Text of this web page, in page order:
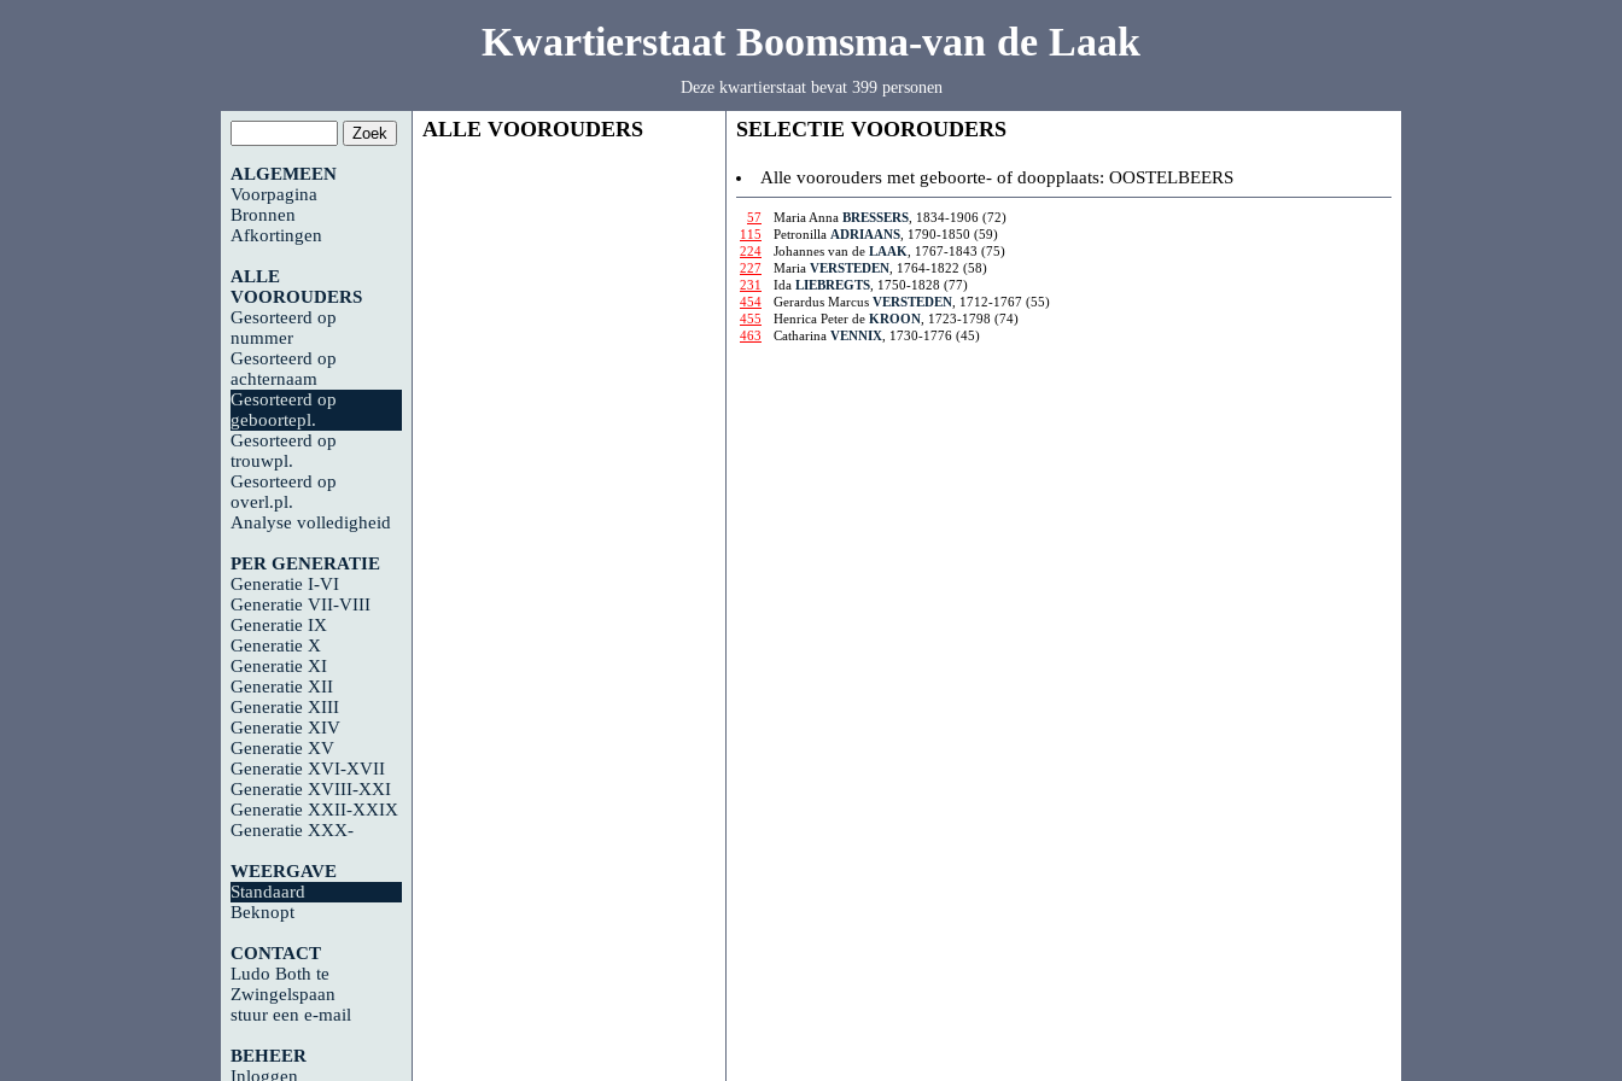
Kwartierstaat Boomsma-van de Laak
Deze kwartierstaat bevat 399 personen
ALGEMEEN
Voorpagina
Bronnen
Afkortingen
ALLE
VOOROUDERS
Gesorteerd op
nummer
Gesorteerd op
achternaam
Gesorteerd op
geboortepl.
Gesorteerd op
trouwpl.
Gesorteerd op
overl.pl.
Analyse volledigheid
PER GENERATIE
Generatie I-VI
Generatie VII-VIII
Generatie IX
Generatie X
Generatie XI
Generatie XII
Generatie XIII
Generatie XIV
Generatie XV
Generatie XVI-XVII
Generatie XVIII-XXI
Generatie XXII-XXIX
Generatie XXX-
WEERGAVE
Standaard
Beknopt
CONTACT
Ludo Both te
Zwingelspaan
stuur een e-mail
BEHEER
Inloggen
ALLE VOOROUDERS SELECTIE VOOROUDERS
Alle voorouders met geboorte- of doopplaats: OOSTELBEERS
57 Maria Anna BRESSERS , 1834-1906 (72)
115
Petronilla ADRIAANS , 1790-1850 (59)
224
Johannes van de LAAK , 1767-1843 (75)
227
Maria VERSTEDEN , 1764-1822 (58)
231
Ida LIEBREGTS , 1750-1828 (77)
454
Gerardus Marcus VERSTEDEN , 1712-1767 (55)
455
Henrica Peter de KROON , 1723-1798 (74)
463
Catharina VENNIX , 1730-1776 (45)